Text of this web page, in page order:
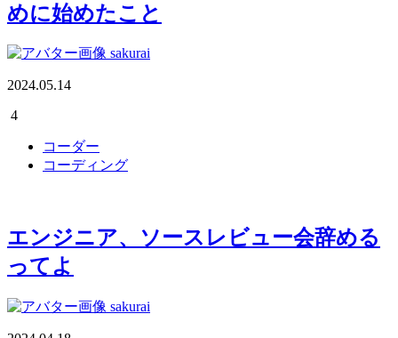
めに始めたこと
sakurai
2024.05.14
4
コーダー
コーディング
エンジニア、ソースレビュー会辞める
ってよ
sakurai